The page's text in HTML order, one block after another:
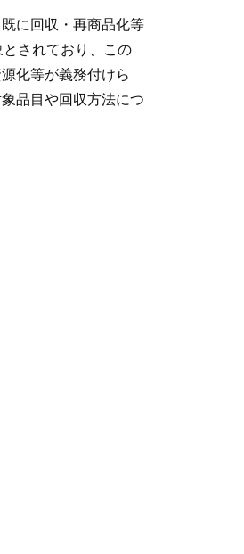
に回収・再商品化等
されており、この
化等が義務付けら
品目や回収方法につ